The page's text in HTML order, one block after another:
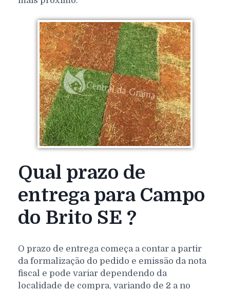
Qual prazo de
entrega para Campo
do Brito SE ?
O prazo de entrega começa a contar a partir
da formalização do pedido e emissão da nota
fiscal e pode variar dependendo da
localidade de compra, variando de 2 a no